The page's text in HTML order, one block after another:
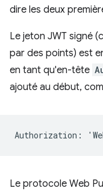
dire les deux
Le jeton JWT signé
par des points) est
en tant qu'en-tête
ajouté au début,
Le protocole Web